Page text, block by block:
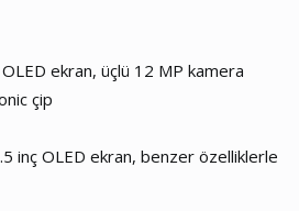
ekran, üçlü 12 MP kamera
çip
inç OLED ekran, benzer özelliklerle